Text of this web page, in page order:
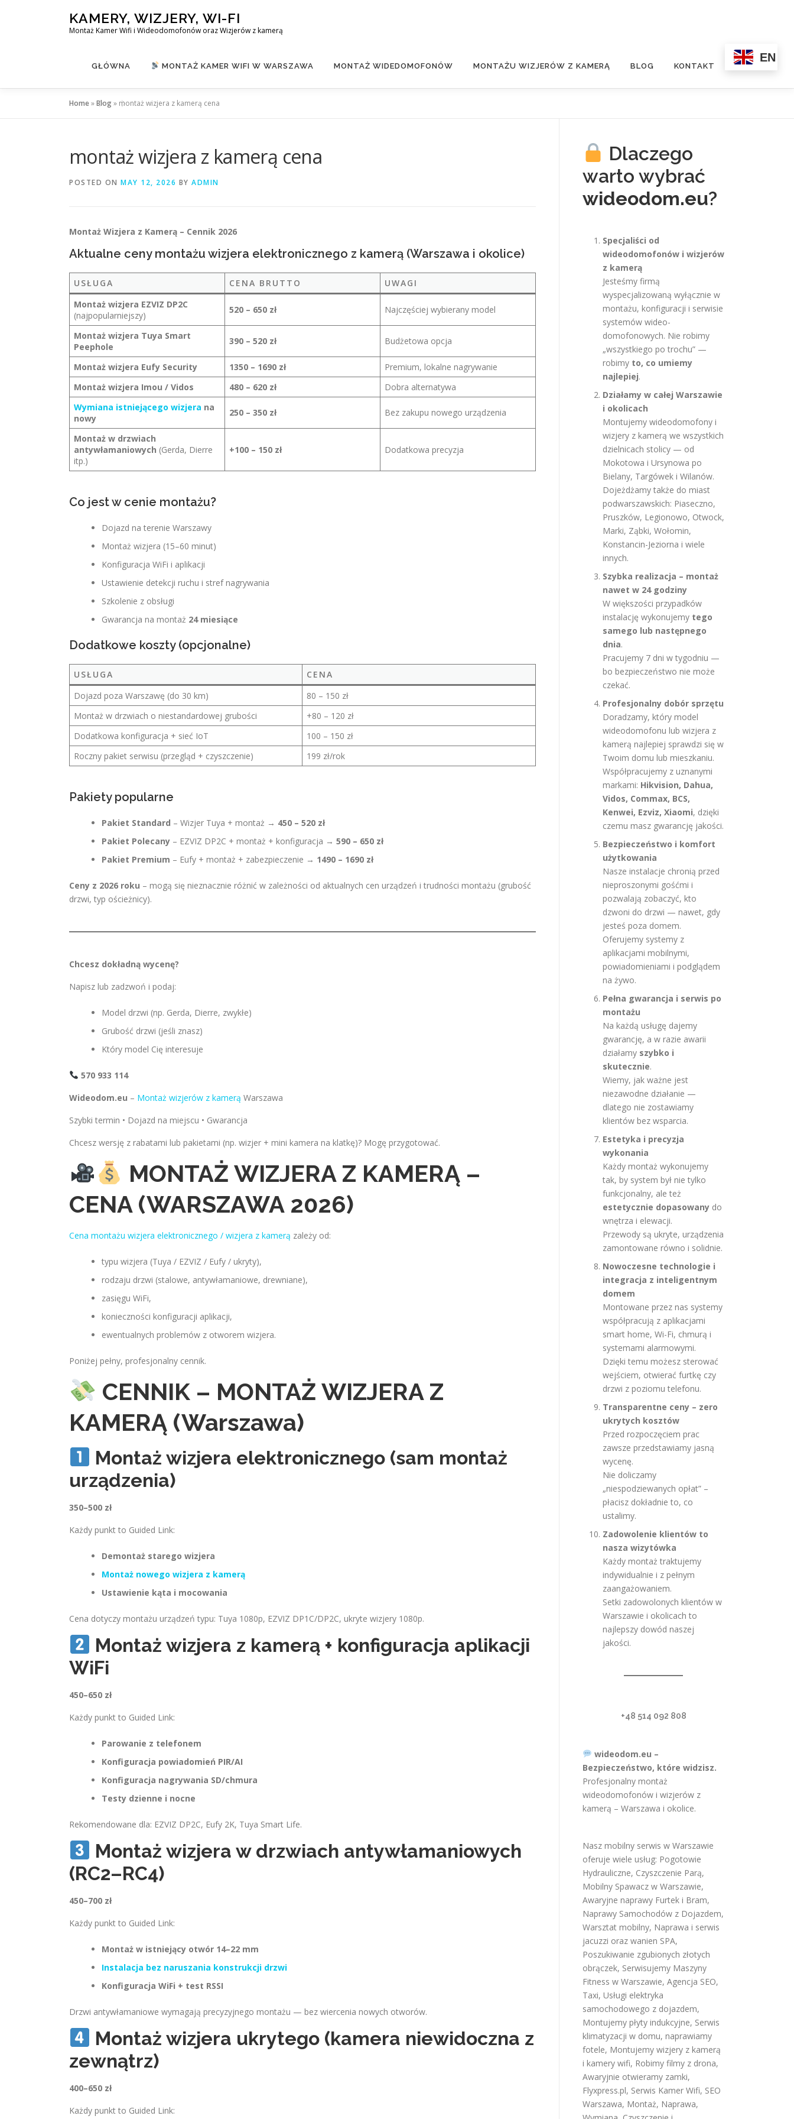
KAMERY, WIZJERY, WI-FI
Montaż Kamer Wifi i Wideodomofonów oraz Wizjerów z kamerą
GŁÓWNA MONTAŻ KAMER WIFI W WARSZAWA MONTAŻ WIDEDOMOFONÓW MONTAŻU WIZJERÓW Z KAMERĄ BLOG KONTAKT
EN
Home»Blog» montaż wizjera z kamerą cena
montaż wizjera z kamerą cena
POSTED ON MAY 12, 2026 BY ADMIN
Montaż Wizjera z Kamerą – Cennik 2026
Aktualne ceny montażu wizjera elektronicznego z kamerą (Warszawa i okolice)
USŁUGA CENA BRUTTO
UWAGI
Montaż wizjera EZVIZ DP2C
(najpopularniejszy)
520 – 650 zł Najczęściej wybierany model
Montaż wizjera Tuya Smart
Peephole
390 – 520 zł Budżetowa opcja
Montaż wizjera Eufy Security 1350 – 1690 zł
Premium, lokalne nagrywanie
Montaż wizjera Imou / Vidos
480 – 620 zł
Dobra alternatywa
Wymiana istniejącego wizjera na
nowy
250 – 350 zł Bez zakupu nowego urządzenia
Montaż w drzwiach
antywłamaniowych (Gerda, Dierre
itp.)
+100 – 150 zł Dodatkowa precyzja
Co jest w cenie montażu?
Dojazd na terenie Warszawy
Montaż wizjera (15–60 minut)
Konfiguracja WiFi i aplikacji
Ustawienie detekcji ruchu i stref nagrywania
Szkolenie z obsługi
Gwarancja na montaż 24 miesiące
Dodatkowe koszty (opcjonalne)
USŁUGA
CENA
Dojazd poza Warszawę (do 30 km)
80 – 150 zł
Montaż w drzwiach o niestandardowej grubości
+80 – 120 zł
Dodatkowa konfiguracja + sieć IoT
100 – 150 zł
Roczny pakiet serwisu (przegląd + czyszczenie)
199 zł/rok
Pakiety popularne
Pakiet Standard – Wizjer Tuya + montaż → 450 – 520 zł
Pakiet Polecany – EZVIZ DP2C + montaż + konfiguracja → 590 – 650 zł
Pakiet Premium – Eufy + montaż + zabezpieczenie → 1490 – 1690 zł
Ceny z 2026 roku – mogą się nieznacznie różnić w zależności od aktualnych cen urządzeń i trudności montażu (grubość
drzwi, typ ościeżnicy).
Chcesz dokładną wycenę?
Napisz lub zadzwoń i podaj:
Model drzwi (np. Gerda, Dierre, zwykłe)
Grubość drzwi (jeśli znasz)
Który model Cię interesuje
570 933 114
Wideodom.eu – Montaż wizjerów z kamerą Warszawa
Szybki termin • Dojazd na miejscu • Gwarancja
Chcesz wersję z rabatami lub pakietami (np. wizjer + mini kamera na klatkę)? Mogę przygotować.
MONTAŻ WIZJERA Z KAMERĄ –
CENA (WARSZAWA 2026)
Cena montażu wizjera elektronicznego / wizjera z kamerą zależy od:
typu wizjera (Tuya / EZVIZ / Eufy / ukryty),
rodzaju drzwi (stalowe, antywłamaniowe, drewniane),
zasięgu WiFi,
konieczności konfiguracji aplikacji,
ewentualnych problemów z otworem wizjera.
Poniżej pełny, profesjonalny cennik.
CENNIK – MONTAŻ WIZJERA Z
KAMERĄ (Warszawa)
Montaż wizjera elektronicznego (sam montaż
urządzenia)
350–500 zł
Każdy punkt to Guided Link:
Demontaż starego wizjera
Montaż nowego wizjera z kamerą
Ustawienie kąta i mocowania
Cena dotyczy montażu urządzeń typu: Tuya 1080p, EZVIZ DP1C/DP2C, ukryte wizjery 1080p.
Montaż wizjera z kamerą + konfiguracja aplikacji
WiFi
450–650 zł
Każdy punkt to Guided Link:
Parowanie z telefonem
Konfiguracja powiadomień PIR/AI
Konfiguracja nagrywania SD/chmura
Testy dzienne i nocne
Rekomendowane dla: EZVIZ DP2C, Eufy 2K, Tuya Smart Life.
Montaż wizjera w drzwiach antywłamaniowych
(RC2–RC4)
450–700 zł
Każdy punkt to Guided Link:
Montaż w istniejący otwór 14–22 mm
Instalacja bez naruszania konstrukcji drzwi
Konfiguracja WiFi + test RSSI
Drzwi antywłamaniowe wymagają precyzyjnego montażu — bez wiercenia nowych otworów.
Montaż wizjera ukrytego (kamera niewidoczna z
zewnątrz)
400–650 zł
Każdy punkt to Guided Link:
Dlaczego
warto wybrać
wideodom.eu?
Specjaliści od
wideodomofonów i wizjerów
z kamerą
Jesteśmy firmą
wyspecjalizowaną wyłącznie w
montażu, konfiguracji i serwisie
systemów wideo-
domofonowych. Nie robimy
„wszystkiego po trochu” —
robimy to, co umiemy
najlepiej.
Działamy w całej Warszawie
i okolicach
Montujemy wideodomofony i
wizjery z kamerą we wszystkich
dzielnicach stolicy — od
Mokotowa i Ursynowa po
Bielany, Targówek i Wilanów.
Dojeżdżamy także do miast
podwarszawskich: Piaseczno,
Pruszków, Legionowo, Otwock,
Marki, Ząbki, Wołomin,
Konstancin-Jeziorna i wiele
innych.
Szybka realizacja – montaż
nawet w 24 godziny
W większości przypadków
instalację wykonujemy tego
samego lub następnego
dnia.
Pracujemy 7 dni w tygodniu —
bo bezpieczeństwo nie może
czekać.
Profesjonalny dobór sprzętu
Doradzamy, który model
wideodomofonu lub wizjera z
kamerą najlepiej sprawdzi się w
Twoim domu lub mieszkaniu.
Współpracujemy z uznanymi
markami: Hikvision, Dahua,
Vidos, Commax, BCS,
Kenwei, Ezviz, Xiaomi, dzięki
czemu masz gwarancję jakości.
Bezpieczeństwo i komfort
użytkowania
Nasze instalacje chronią przed
nieproszonymi gośćmi i
pozwalają zobaczyć, kto
dzwoni do drzwi — nawet, gdy
jesteś poza domem.
Oferujemy systemy z
aplikacjami mobilnymi,
powiadomieniami i podglądem
na żywo.
Pełna gwarancja i serwis po
montażu
Na każdą usługę dajemy
gwarancję, a w razie awarii
działamy szybko i
skutecznie.
Wiemy, jak ważne jest
niezawodne działanie —
dlatego nie zostawiamy
klientów bez wsparcia.
Estetyka i precyzja
wykonania
Każdy montaż wykonujemy
tak, by system był nie tylko
funkcjonalny, ale też
estetycznie dopasowany do
wnętrza i elewacji.
Przewody są ukryte, urządzenia
zamontowane równo i solidnie.
Nowoczesne technologie i
integracja z inteligentnym
domem
Montowane przez nas systemy
współpracują z aplikacjami
smart home, Wi-Fi, chmurą i
systemami alarmowymi.
Dzięki temu możesz sterować
wejściem, otwierać furtkę czy
drzwi z poziomu telefonu.
Transparentne ceny – zero
ukrytych kosztów
Przed rozpoczęciem prac
zawsze przedstawiamy jasną
wycenę.
Nie doliczamy
„niespodziewanych opłat” –
płacisz dokładnie to, co
ustalimy.
Zadowolenie klientów to
nasza wizytówka
Każdy montaż traktujemy
indywidualnie i z pełnym
zaangażowaniem.
Setki zadowolonych klientów w
Warszawie i okolicach to
najlepszy dowód naszej
jakości.
+48 514 092 808
wideodom.eu –
Bezpieczeństwo, które widzisz.
Profesjonalny montaż
wideodomofonów i wizjerów z
kamerą – Warszawa i okolice.
Nasz mobilny serwis w Warszawie
oferuje wiele usług: Pogotowie
Hydrauliczne, Czyszczenie Parą,
Mobilny Spawacz w Warszawie,
Awaryjne naprawy Furtek i Bram,
Naprawy Samochodów z Dojazdem,
Warsztat mobilny, Naprawa i serwis
jacuzzi oraz wanien SPA,
Poszukiwanie zgubionych złotych
obrączek, Serwisujemy Maszyny
Fitness w Warszawie, Agencja SEO,
Taxi, Usługi elektryka
samochodowego z dojazdem,
Montujemy płyty indukcyjne, Serwis
klimatyzacji w domu, naprawiamy
fotele, Montujemy wizjery z kamerą
i kamery wifi, Robimy filmy z drona,
Awaryjnie otwieramy zamki,
Flyxpress.pl, Serwis Kamer Wifi, SEO
Warszawa, Montaż, Naprawa,